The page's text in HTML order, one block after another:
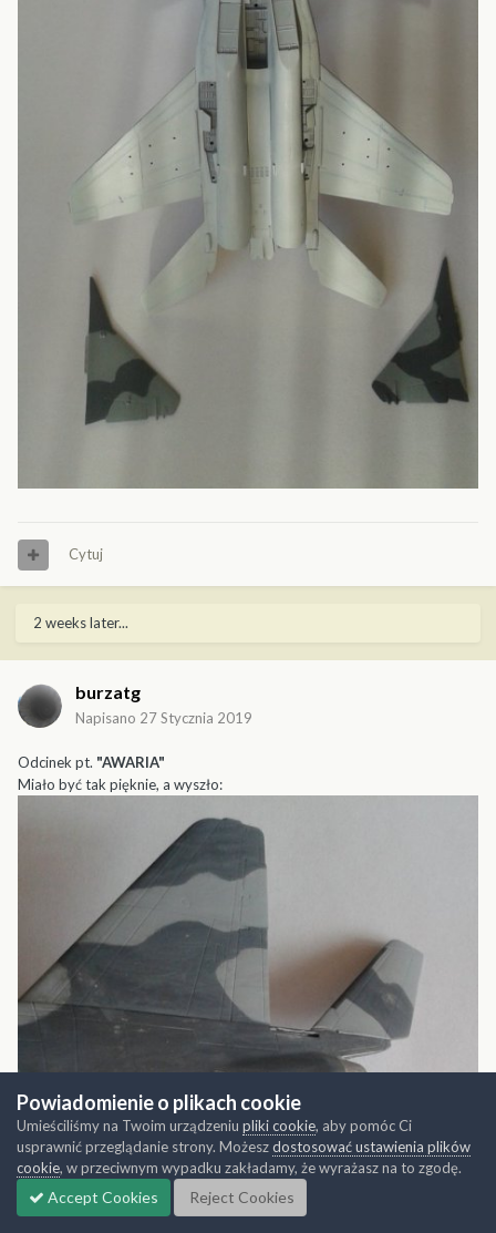
Cytuj
2 weeks later...
burzatg
Napisano 27 Stycznia 2019
Odcinek pt. "AWARIA"
Miało być tak pięknie, a wyszło:
Powiadomienie o plikach cookie
Umieściliśmy na Twoim urządzeniu pliki cookie, aby pomóc Ci
usprawnić przeglądanie strony. Możeszdostosować ustawienia plików
cookie, w przeciwnym wypadku zakładamy, że wyrażasz na to zgodę.
Accept Cookies Reject Cookies